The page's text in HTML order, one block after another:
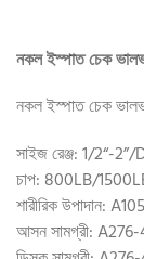
নকল ইস্পাত চেক
নকল ইস্পাত চেক
সাইজ রেঞ্জ: 1/2“-
চাপ: 800LB/
শারীরিক উপাদান:
আসন সামগ্রী: